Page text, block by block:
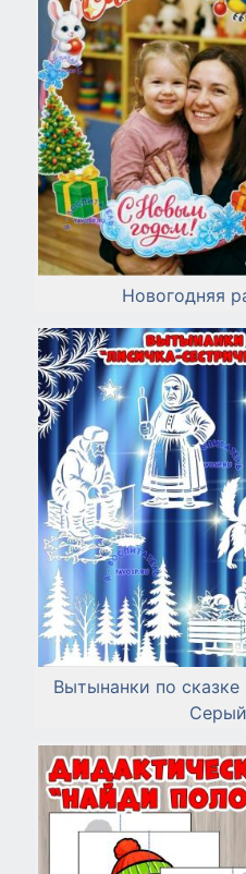
Новогодняя
Вытынанки по